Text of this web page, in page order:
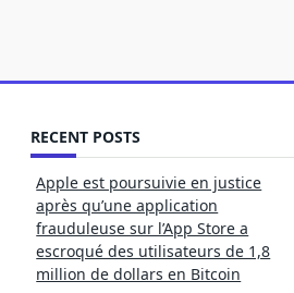
RECENT POSTS
Apple est poursuivie en justice
après qu’une application
frauduleuse sur l’App Store a
escroqué des utilisateurs de 1,8
million de dollars en Bitcoin